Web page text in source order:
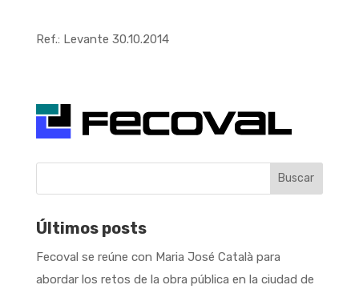
Ref.: Levante 30.10.2014
Buscar
Últimos posts
Fecoval se reúne con Maria José Català para
abordar los retos de la obra pública en la ciudad de